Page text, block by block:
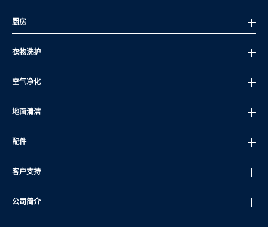
厨房
衣物洗护
空气净化
地面清洁
配件
客户支持
公司简介